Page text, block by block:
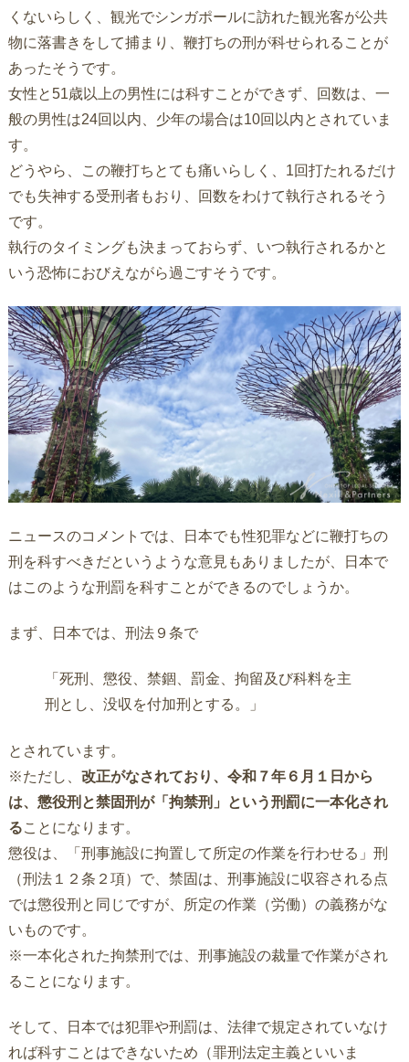
くないらしく、観光でシンガポールに訪れた観光客が公共
物に落書きをして捕まり、鞭打ちの刑が科せられることが
あったそうです。
女性と51歳以上の男性には科すことができず、回数は、一
般の男性は24回以内、少年の場合は10回以内とされていま
す。
どうやら、この鞭打ちとても痛いらしく、1回打たれるだけ
でも失神する受刑者もおり、回数をわけて執行されるそう
です。
執行のタイミングも決まっておらず、いつ執行されるかと
いう恐怖におびえながら過ごすそうです。
ニュースのコメントでは、日本でも性犯罪などに鞭打ちの
刑を科すべきだというような意見もありましたが、日本で
はこのような刑罰を科すことができるのでしょうか。
まず、日本では、刑法９条で
「死刑、懲役、禁錮、罰金、拘留及び科料を主
刑とし、没収を付加刑とする。」
とされています。
※ただし、 改正がなされており、令和７年６月１日から
は、懲役刑と禁固刑が「拘禁刑」という刑罰に一本化され
ることになります。
懲役は、「刑事施設に拘置して所定の作業を行わせる」刑
（刑法１２条２項）で、禁固は、刑事施設に収容される点
では懲役刑と同じですが、所定の作業（労働）の義務がな
いものです。
※一本化された拘禁刑では、刑事施設の裁量で作業がされ
ることになります。
そして、日本では犯罪や刑罰は、法律で規定されていなけ
れば科すことはできないため（罪刑法定主義といいま